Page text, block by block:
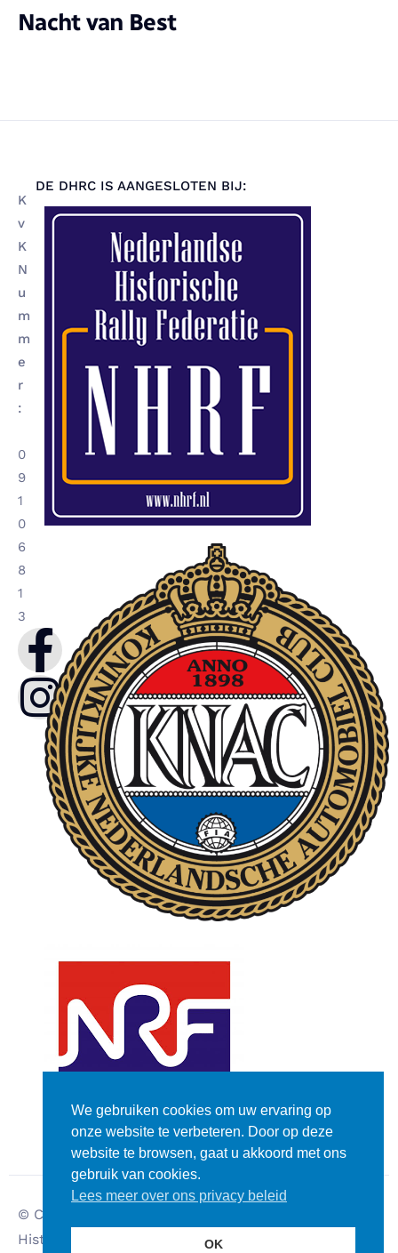
Nacht van Best
K
v
K
N
u
m
m
e
r
:
0
9
1
0
6
8
1
3
DE DHRC IS AANGESLOTEN BIJ:
© Copyright – Dutch
Historic Rally Club
We gebruiken cookies om uw ervaring op
onze website te verbeteren. Door op deze
website te browsen, gaat u akkoord met ons
gebruik van cookies.
Lees meer over ons privacy beleid
OK